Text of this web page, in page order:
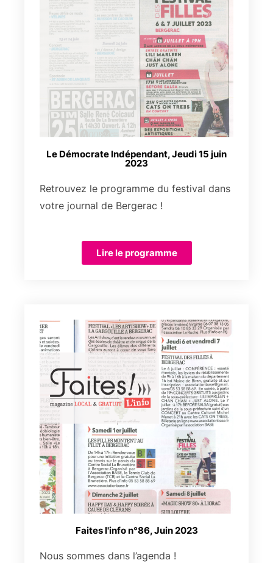
Le Démocrate Indépendant, Jeudi 15 juin
2023
Retrouvez le programme du festival dans
votre journal de Bergerac !
Lire le programme
Faites l'info n°86, Juin 2023
Nous sommes dans l’agenda !